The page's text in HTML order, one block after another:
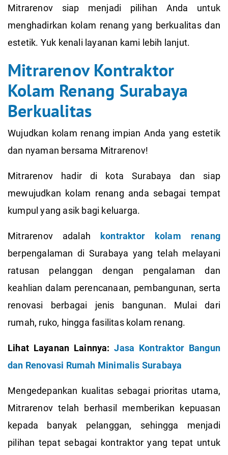
Mitrarenov siap menjadi pilihan Anda untuk
menghadirkan kolam renang yang berkualitas dan
estetik. Yuk kenali layanan kami lebih lanjut.
Mitrarenov Kontraktor
Kolam Renang Surabaya
Berkualitas
Wujudkan kolam renang impian Anda yang estetik
dan nyaman bersama Mitrarenov!
Mitrarenov hadir di kota Surabaya dan siap
mewujudkan kolam renang anda sebagai tempat
kumpul yang asik bagi keluarga.
Mitrarenov adalah
kontraktor kolam renang
berpengalaman di Surabaya yang telah melayani
ratusan pelanggan dengan pengalaman dan
keahlian dalam perencanaan, pembangunan, serta
renovasi berbagai jenis bangunan. Mulai dari
rumah, ruko, hingga fasilitas kolam renang.
Lihat Layanan Lainnya:Jasa Kontraktor Bangun
dan Renovasi Rumah Minimalis Surabaya
Mengedepankan kualitas sebagai prioritas utama,
Mitrarenov telah berhasil memberikan kepuasan
kepada banyak pelanggan, sehingga menjadi
pilihan tepat sebagai kontraktor yang tepat untuk